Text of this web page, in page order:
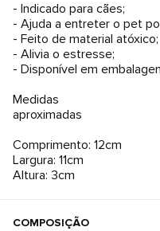
- Indicado para cães;
- Ajuda a entreter o pet
- Feito de material atóxico;
- Alivia o estresse;
- Disponível em
Medidas
aproximadas
Comprimento: 12cm
Largura: 11cm
Altura: 3cm
COMPOSIÇÃO